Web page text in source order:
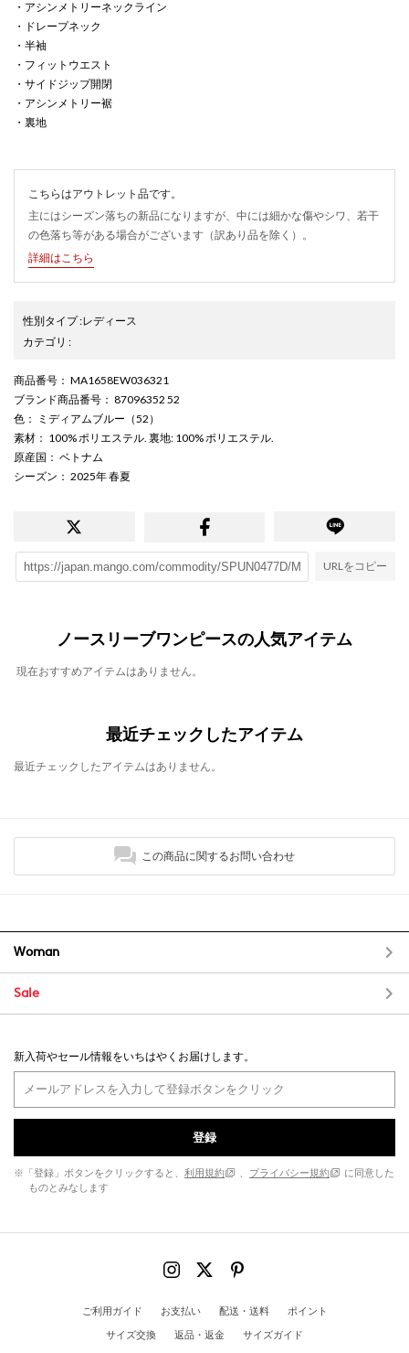
・アシンメトリーネックライン
・ドレープネック
・半袖
・フィットウエスト
・サイドジップ開閉
・アシンメトリー裾
・裏地
こちらはアウトレット品です。
主にはシーズン落ちの新品になりますが、中には細かな傷やシワ、若干
の色落ち等がある場合がございます（訳あり品を除く）。
詳細はこちら
性別タイプ:レディース
カテゴリ :
商品番号 ： MA1658EW036321
ブランド商品番号 ： 87096352 52
色 ： ミディアムブルー（52）
素材 ： 100% ポリエステル. 裏地: 100% ポリエステル.
原産国 ： ベトナム
シーズン ： 2025年 春夏
URLをコピー
ノースリーブワンピースの人気アイテム
現在おすすめアイテムはありません。
最近チェックしたアイテム
最近チェックしたアイテムはありません。
この商品に関するお問い合わせ
Woman
Sale
新入荷やセール情報をいちはやくお届けします。
登録
※「登録」ボタンをクリックすると、 利用規約 、 プライバシー規約
に同意した
ものとみなします
ご利用ガイド お支払い 配送・送料
ポイント
サイズ交換
返品・返金
サイズガイド